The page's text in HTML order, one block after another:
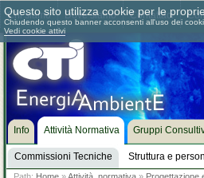
Chi siamo Dove siamo Contattaci
Info Attività Normativa
Commissioni Tecniche Struttura e
Gruppi
Questo sito utilizza cookie per le
Chiudendo questo banner acconsenti all'uso dei
Vedi cookie attivi